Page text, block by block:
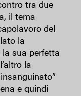
tra due
il tema
del
la
sua perfetta
la
e quindi